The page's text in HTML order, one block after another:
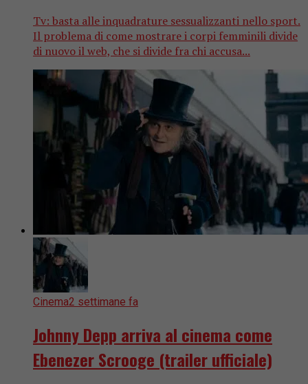
Tv: basta alle inquadrature sessualizzanti nello sport.
Il problema di come mostrare i corpi femminili divide
di nuovo il web, che si divide fra chi accusa...
Cinema2 settimane fa
Johnny Depp arriva al cinema come
Ebenezer Scrooge (trailer ufficiale)